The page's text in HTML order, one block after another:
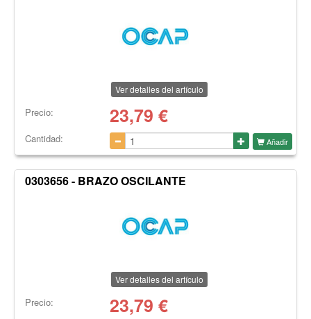
Ver detalles del artículo
Precio: 23,79 €
Cantidad: Añadir
0303656 - BRAZO OSCILANTE
Ver detalles del artículo
Precio: 23,79 €